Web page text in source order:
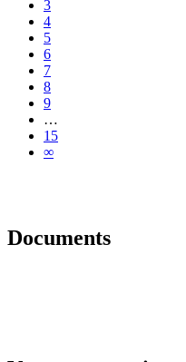
3
4
5
6
7
8
9
…
15
∞
Documents